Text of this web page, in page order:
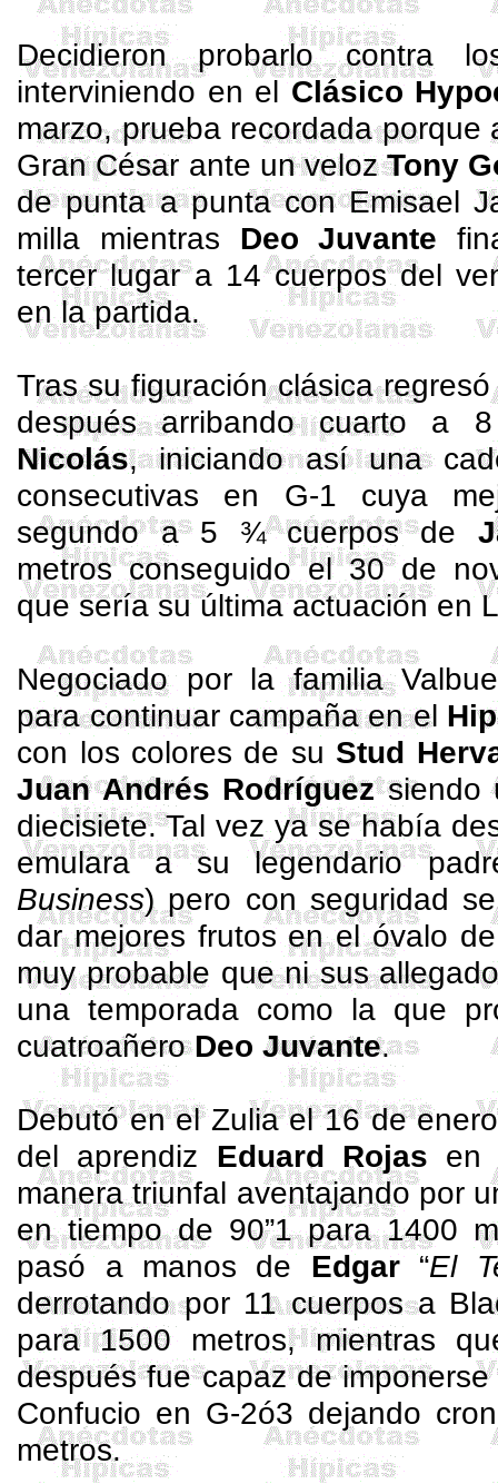
Decidieron probarlo contra
interviniendo en elClásico
marzo, prueba recordada porque
Gran César ante un velozTony
de punta a punta conEmisael
milla mientras Deo Juvante
tercer lugar a 14 cuerpos del
en la partida.
Tras su figuración clásica
después arribando cuarto
Nicolás, iniciando así una
consecutivas en G-1 cuya
segundo a 5 ¾ cuerpos de
metros conseguido el 30 de
que sería su última actuación en
Negociado por la familia
para continuar campaña en el
con los colores de su Stud
Juan Andrés Rodríguezsiendo
diecisiete. Tal vez ya se había
emulara a su legendario
Business) pero con seguridad
dar mejores frutos en el óvalo
muy probable que ni sus
una temporada como la que
cuatroañero DeoJuvante.
Debutó en el Zulia el 16 de
del aprendiz Eduard Rojas en
manera triunfal aventajando por
en tiempo de 90”1 para 1400
pasó a manos de Edgar“El
derrotando por 11 cuerpos a
para 1500 metros, mientras
después fue capaz de imponerse
Confucio en G-2ó3 dejando
metros.